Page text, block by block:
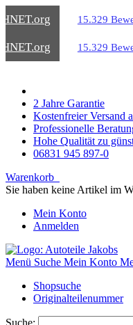
.org 15.329
.org 15.329
2 Jahre Garantie
Kostenfreier Versand
Professionelle
Hohe Qualität zu
06831 945 897-0
Warenkorb
Sie haben keine Artikel im
Mein Konto
Anmelden
Menü Suche Mein Konto
Shopsuche
Originalteilenummer
Suche: